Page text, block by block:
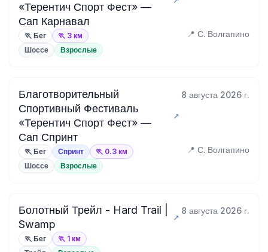
«Терентич Спорт Фест» —
Сап Карнавал
🏃 Бег 🏃 3 км 📍 С. Волгапино
Шоссе Взрослые
Благотворительный
Спортивный Фестиваль
«Терентич Спорт Фест» —
Сап Спринт
8 августа 2026 г.
🏃 Бег Спринт 🏃 0.3 км 📍 С. Волгапино
Шоссе Взрослые
Болотный Трейл - Hard Trail |
Swamp
8 августа 2026 г.
🏃 Бег
🏃 1 км